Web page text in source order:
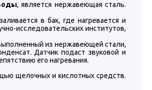
, является нержавеющая сталь.
в бак, где нагревается и
исследовательских институтов,
из нержавеющей стали,
Датчик подаст звуковой и
его нагревания.
щелочных и кислотных средств.